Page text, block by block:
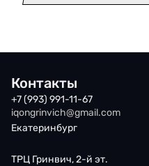
Контакты
+7 (993) 991-11-67
iqongrinvich@gmail.com
Екатеринбург
ТРЦ Гринвич, 2-й эт.